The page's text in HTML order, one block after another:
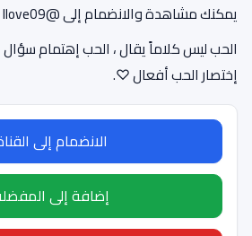
يمكنك مشاهدة والانضمام إلى @llove09 مباشرة.
الحب ليس كلاماً يقال ، الحب إهتمام
إختصار الحب أفعال ♡.
الانضمام إلى
إضافة إلى